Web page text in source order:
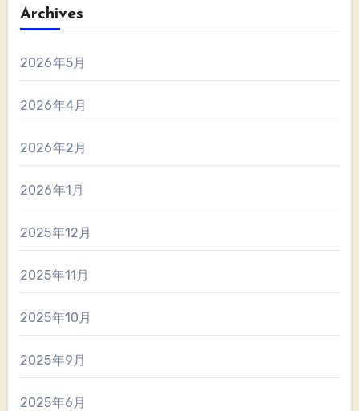
Archives
2026年5月
2026年4月
2026年2月
2026年1月
2025年12月
2025年11月
2025年10月
2025年9月
2025年6月